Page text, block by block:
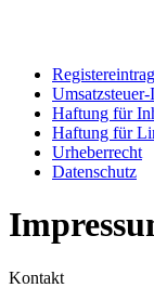
Registereintrag
Haftung für
Haftung für
Urheberrecht
Datenschutz
Kontakt